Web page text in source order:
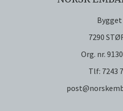
Bygget
7290
Org. nr.
Tlf: 7243